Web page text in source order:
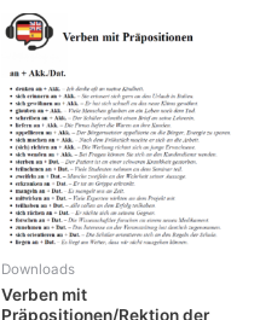
Downloads
Verben mit
Präpositionen/Rektion der